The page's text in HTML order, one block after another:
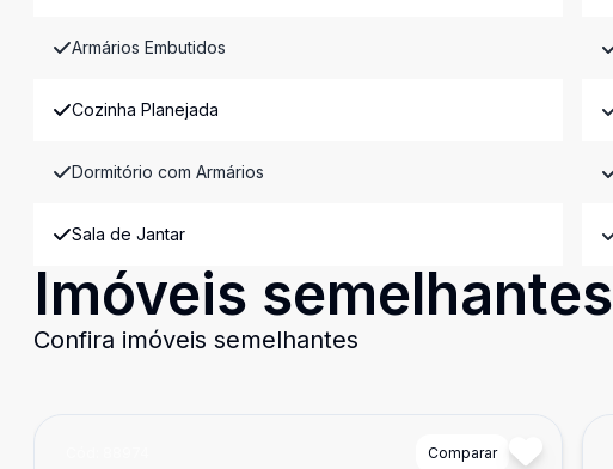
Armários Embutidos
Cozinha Planejada
Dormitório com Armários
Sala de Jantar
Imóveis semelhantes
Confira imóveis semelhantes
Comparar